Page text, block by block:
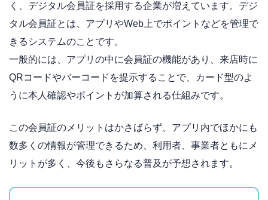
く、デジタル会員証を採用する企業が増えています。デジ
タル会員証とは、アプリやWeb上でポイントなどを管理で
きるシステムのことです。
一般的には、アプリの中に会員証の機能があり、来店時に
QRコードやバーコードを提示することで、カード型のよ
うに本人確認やポイントが加算される仕組みです。
この会員証のメリットはかさばらず、アプリ内でほかにも
数多くの情報が管理できるため、利用者、事業者ともにメ
リットが多く、今後もさらなる普及が予想されます。